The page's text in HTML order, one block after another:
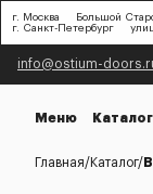
г. Москва
Большой
г. Санкт-Петербург
info@ostium-
Меню Каталог
Главная Каталог